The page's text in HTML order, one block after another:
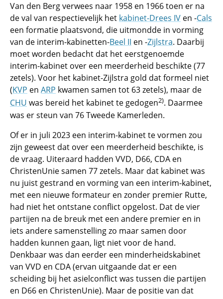
Van den Berg verwees naar 1958 en 1966 toen er na
de val van respectievelijk het kabinet-Drees IV en -Cals
een formatie plaatsvond, die uitmondde in vorming
van de interim-kabinetten-Beel II en -Zijlstra. Daarbij
moet worden bedacht dat het eerstgenoemde
interim-kabinet over een meerderheid beschikte (77
zetels). Voor het kabinet-Zijlstra gold dat formeel niet
(KVP en ARP kwamen samen tot 63 zetels), maar de
CHU was bereid het kabinet te gedogen2). Daarmee
was er steun van 76 Tweede Kamerleden.
Of er in juli 2023 een interim-kabinet te vormen zou
zijn geweest dat over een meerderheid beschikte, is
de vraag. Uiteraard hadden VVD, D66, CDA en
ChristenUnie samen 77 zetels. Maar dat kabinet was
nu juist gestrand en vorming van een interim-kabinet,
met een nieuwe formateur en zonder premier Rutte,
had niet het ontstane conflict opgelost. Dat de vier
partijen na de breuk met een andere premier en in
iets andere samenstelling zo maar samen door
hadden kunnen gaan, ligt niet voor de hand.
Denkbaar was dan eerder een minderheidskabinet
van VVD en CDA (ervan uitgaande dat er een
scheiding bij het asielconflict was tussen die partijen
en D66 en ChristenUnie). Maar de positie van dat